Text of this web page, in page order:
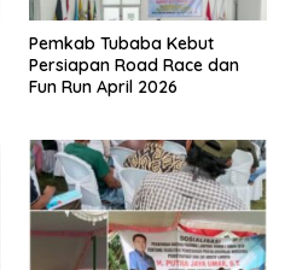
Pemkab Tubaba Kebut
Persiapan Road Race dan
Fun Run April 2026